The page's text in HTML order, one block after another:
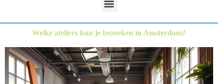
Welke ateliers kun je bezoeken in Amsterdam?